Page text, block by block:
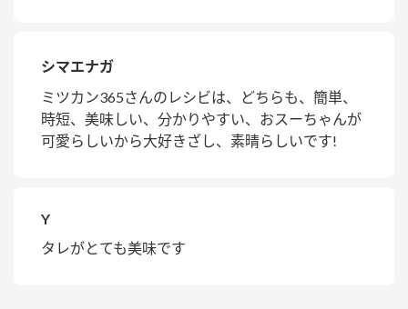
シマエナガ
ミツカン365さんのレシビは、どちらも、簡単、
時短、美味しい、分かりやすい、おスーちゃんが
可愛らしいから大好きざし、素晴らしいです!
Y
タレがとても美味です